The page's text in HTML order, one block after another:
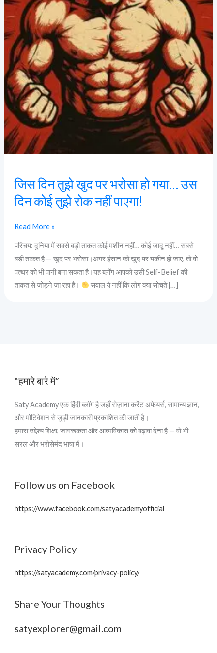
जिस दिन तुझे खुद पर भरोसा हो गया… उस
दिन कोई तुझे रोक नहीं पाएगा!
हो
गया…
उस
दिन
कोई
तुझे
रोक
नहीं
पाएगा!
Read More »
परिचय: दुनिया में सबसे बड़ी ताकत कोई मशीन नहीं… कोई जादू नहीं… सबसे
बड़ी ताकत है — खुद पर भरोसा।अगर इंसान को खुद पर यकीन हो जाए, तो वो
पत्थर को भी पानी बना सकता है।यह ब्लॉग आपको उसी Self-Belief की
ताकत से जोड़ने जा रहा है।
सवाल ये नहीं कि लोग क्या सोचते […]
“हमारे बारे में”
Saty Academy एक हिंदी ब्लॉग है जहाँ रोज़ाना करेंट अफेयर्स, सामान्य ज्ञान,
और मोटिवेशन से जुड़ी जानकारी प्रकाशित की जाती है।
हमारा उद्देश्य शिक्षा, जागरूकता और आत्मविकास को बढ़ावा देना है — वो भी
सरल और भरोसेमंद भाषा में।
Follow us on Facebook
https://www.facebook.com/satyacademyofficial
Privacy Policy
https://satyacademy.com/privacy-policy/
Share Your Thoughts
satyexplorer@gmail.com